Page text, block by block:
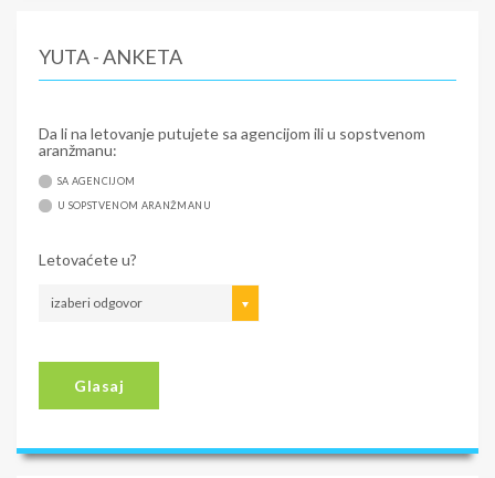
YUTA - ANKETA
Da li na letovanje putujete sa agencijom ili u sopstvenom
aranžmanu:
SA AGENCIJOM
U SOPSTVENOM ARANŽMANU
Letovaćete u?
izaberi odgovor
Glasaj